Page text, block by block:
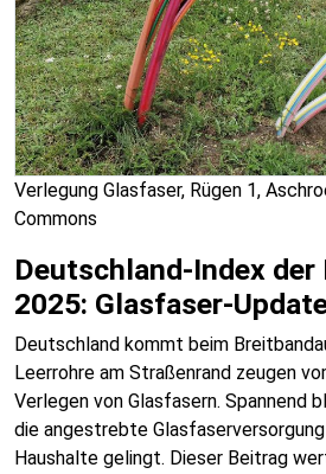
Verlegung Glasfaser, Rügen 1,
Commons
Deutschland-Index
2025: Glasfaser-
Deutschland kommt beim
Leerrohre am Straßenrand zeugen
Verlegen von Glasfasern. Spannend
die angestrebte
Haushalte gelingt. Dieser Beitrag